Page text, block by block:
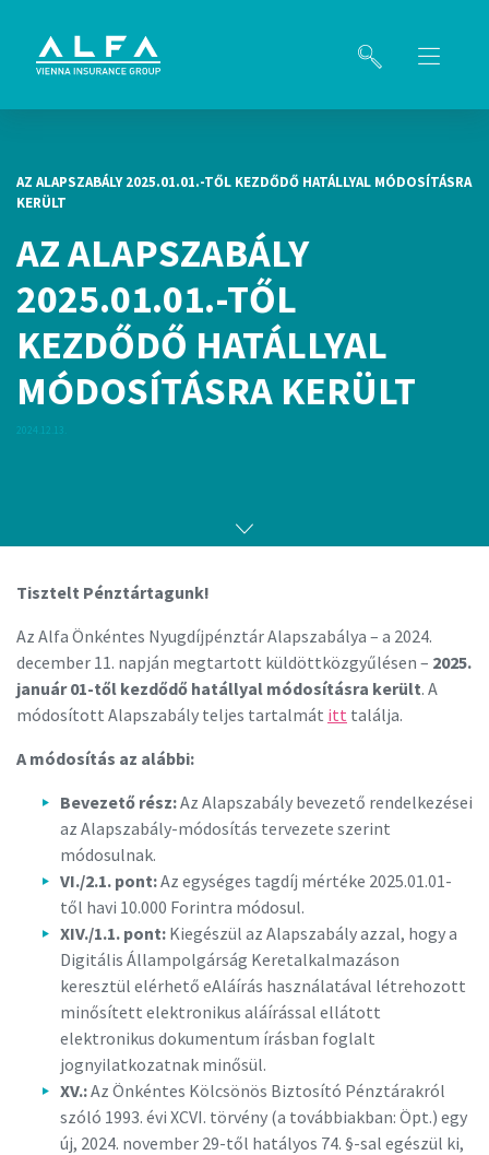
AZ ALAPSZABÁLY 2025.01.01.-TŐL KEZDŐDŐ HATÁLLYAL MÓDOSÍTÁSRA
KERÜLT
AZ ALAPSZABÁLY
2025.01.01.-TŐL
KEZDŐDŐ HATÁLLYAL
MÓDOSÍTÁSRA KERÜLT
2024.12.13.
Tisztelt Pénztártagunk!
Az Alfa Önkéntes Nyugdíjpénztár Alapszabálya – a 2024.
december 11. napján megtartott küldöttközgyűlésen – 2025.
január 01-től kezdődő hatállyal módosításra került. A
módosított Alapszabály teljes tartalmát itt találja.
A módosítás az alábbi:
Bevezető rész:Az Alapszabály bevezető rendelkezései
az Alapszabály-módosítás tervezete szerint
módosulnak.
VI./2.1. pont:Az egységes tagdíj mértéke 2025.01.01-
től havi 10.000 Forintra módosul.
XIV./1.1. pont: Kiegészül az Alapszabály azzal, hogy a
Digitális Állampolgárság Keretalkalmazáson
keresztül elérhető eAláírás használatával létrehozott
minősített elektronikus aláírással ellátott
elektronikus dokumentum írásban foglalt
jognyilatkozatnak minősül.
XV.:Az Önkéntes Kölcsönös Biztosító Pénztárakról
szóló 1993. évi XCVI. törvény (a továbbiakban: Öpt.) egy
új, 2024. november 29-től hatályos 74. §-sal egészül ki,